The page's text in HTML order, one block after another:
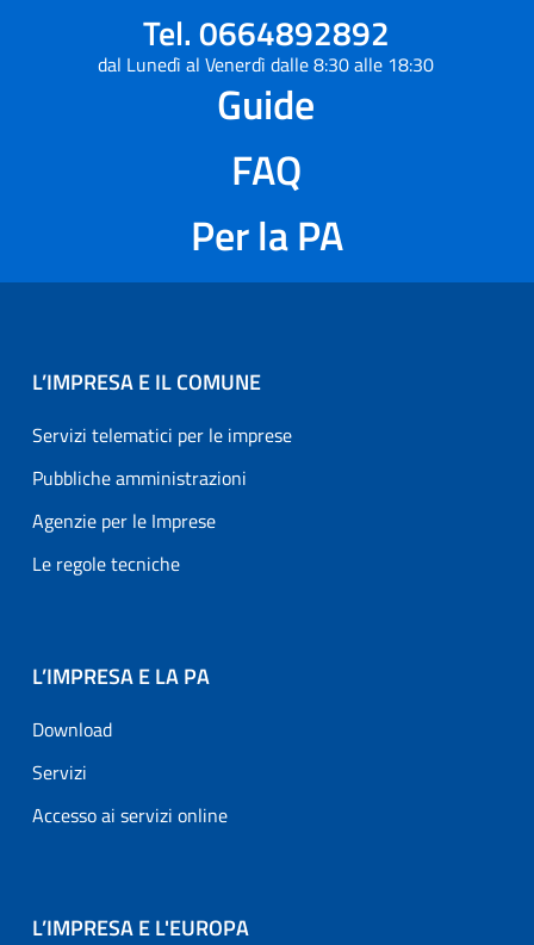
Tel. 0664892892
dal Lunedì al Venerdì dalle 8:30 alle 18:30
Guide
FAQ
Per la PA
L’IMPRESA E IL COMUNE
Servizi telematici per le imprese
Pubbliche amministrazioni
Agenzie per le Imprese
Le regole tecniche
L’IMPRESA E LA PA
Download
Servizi
Accesso ai servizi online
L’IMPRESA E L'EUROPA